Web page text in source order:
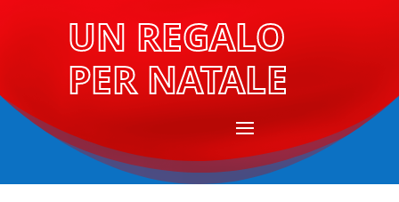
UN REGALO
PER NATALE